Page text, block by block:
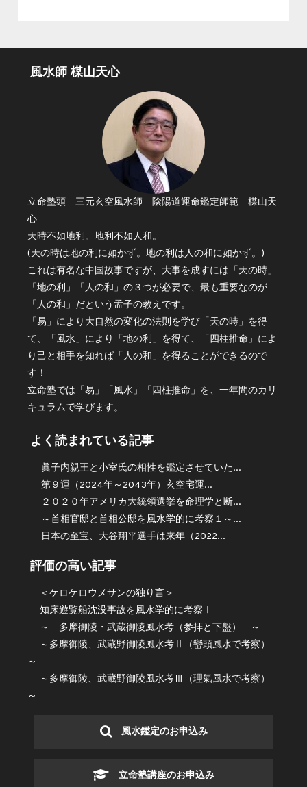
風水師 楳山天心
立命塾頭 三元玄空風水師 陰陽道運命鑑定師範 楳山天
心
天時不如地利。地利不如人和。
(天の時は地の利に如かず。地の利は人の和に如かず。)
これは有名な中国故事ですが、大事を成すには「天の時」
「地の利」「人の和」の３つが必要で、最も重要なのが
「人の和」だという孟子の教えです。
「易」により大自然の変化の法則を学び「天の時」を得
て、「風水」により「地の利」を得て、「四柱推命」によ
り己と相手を知れば「人の和」を得ることができるので
す！
立命塾では「易」「風水」「四柱推命」を、一年間のカリ
キュラムで学びます。
よく読まれている記事
眞子内親王と小室氏の相性を鑑定させていた...
第９運（2024年～2043年）玄空宅運...
２０２０年アメリカ大統領選挙を命理学と断...
～首相官邸と首相公邸を風水学的に考察１～...
日本の至宝、大谷翔平選手は来年（2022...
評価の高い記事
＜ケロケロウメサンの独り言＞
知床遊覧船沈没事故を風水学的に考察Ⅰ
～ 多摩御陵・武蔵御陵風水考（参拝と下盤） ～
～多摩御陵、武蔵野御陵風水考Ⅱ（巒頭風水で考察）
～
～多摩御陵、武蔵野御陵風水考Ⅲ（理氣風水で考察）
～
風水鑑定のお申込み
立命塾講座のお申込み